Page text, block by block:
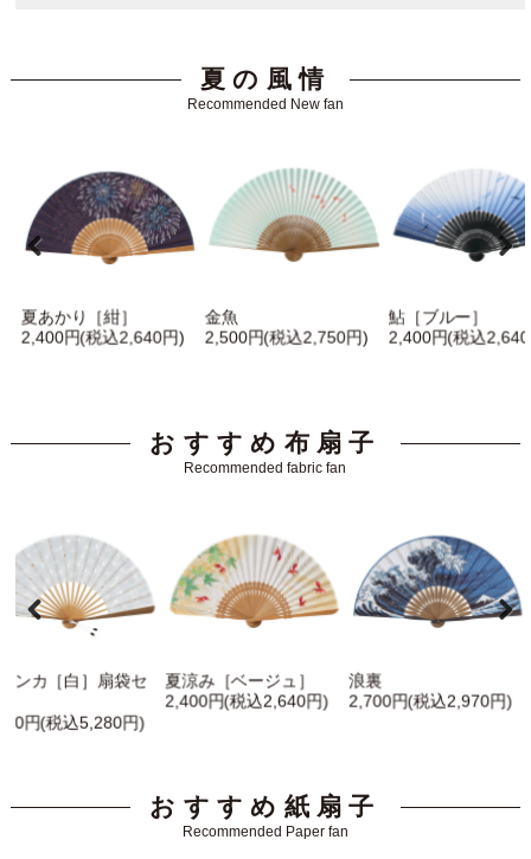
夏の風情
Recommended New fan
夏あかり［紺］
2,400円(税込2,640円)
金魚
2,500円(税込2,750円)
鮎［ブルー］
2,400円(税込2,640
おすすめ布扇子
Recommended fabric fan
ンカ［白］扇袋セ
円(税込5,280円)
夏涼み［ベージュ］
2,400円(税込2,640円)
浪裏
2,700円(税込2,970円)
おすすめ紙扇子
Recommended Paper fan